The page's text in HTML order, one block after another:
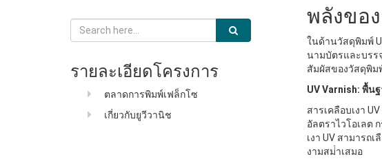
พลังขอ
ในด้านวัสดุพิมพ์
นามบัตรและบรร
สัมผัสของวัสดุพิม
UV Varnish: พื้น
สารเคลือบเงา
อัลตราไวโอเลต
เงา UV สามารถ
งามสม่ําเสมอ
รายละเอียดโครงการ
ตลาดการพิมพ์เฟล็กโซ
เกี่ยวกับยูวีวานิช